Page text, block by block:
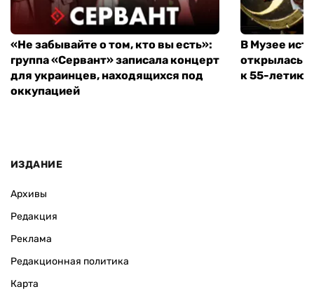
«Не забывайте о том, кто вы есть»:
группа «Сервант» записала концерт
для украинцев, находящихся под
оккупацией
В Музее
открылась
к 55-летию
ИЗДАНИЕ
Архивы
Редакция
Реклама
Редакционная политика
Карта